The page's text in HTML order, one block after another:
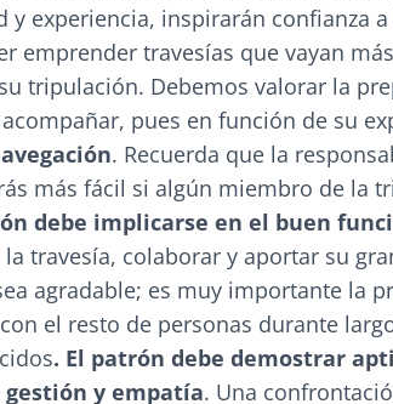
y experiencia, inspirarán confianza
emprender travesías que vayan
tripulación. Debemos valorar la
pues en función de su
. Recuerda que la
más fácil si algún miembro de la
debe implicarse en el buen
travesía, colaborar y aportar su
agradable; es muy importante la
el resto de personas durante
. El patrón debe demostrar
gestión y empatía. Una